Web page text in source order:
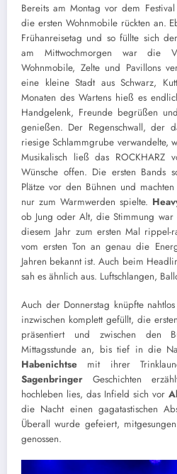
Bereits am Montag vor dem
die ersten Wohnmobile rückten an.
Frühanreisetag und so füllte sich
am Mittwochmorgen war die
Wohnmobile, Zelte und Pavillons
eine kleine Stadt aus Schwarz,
Monaten des Wartens hieß es
Handgelenk, Freunde begrüßen
genießen. Der Regenschwall, der
riesige Schlammgrube verwandelte,
Musikalisch ließ das ROCKHARZ
Wünsche offen. Die ersten Bands
Plätze vor den Bühnen und
nur zum Warmwerden spielte.
ob Jung oder Alt, die Stimmung
diesem Jahr zum ersten Mal rippel-
vom ersten Ton an genau die
Jahren bekannt ist. Auch beim
sah es ähnlich aus. Luftschlangen,
Auch der Donnerstag knüpfte
inzwischen komplett gefüllt, die
präsentiert und zwischen den
Mittagsstunde an, bis tief in die
Habenichtse mit ihrer
Sagenbringer Geschichten
hochleben lies, das Infield sich vor
die Nacht einen gagatastischen
Überall wurde gefeiert,
genossen.